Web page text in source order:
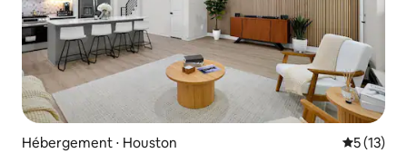
Hébergement ⋅ Houston
5 (13)